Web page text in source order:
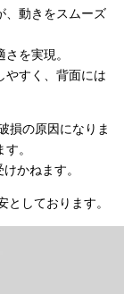
、動きをスムーズ
を実現。
やすく、背面には
損の原因になりま
。
かねます。
しております。